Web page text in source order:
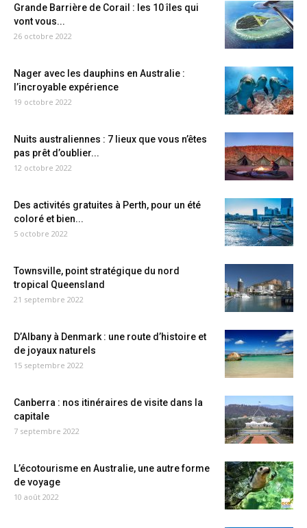
Grande Barrière de Corail : les 10 îles qui
vont vous...
26 octobre 2022
Nager avec les dauphins en Australie :
l’incroyable expérience
19 octobre 2022
Nuits australiennes : 7 lieux que vous n’êtes
pas prêt d’oublier...
12 octobre 2022
Des activités gratuites à Perth, pour un été
coloré et bien...
5 octobre 2022
Townsville, point stratégique du nord
tropical Queensland
21 septembre 2022
D’Albany à Denmark : une route d’histoire et
de joyaux naturels
15 septembre 2022
Canberra : nos itinéraires de visite dans la
capitale
7 septembre 2022
L’écotourisme en Australie, une autre forme
de voyage
10 août 2022